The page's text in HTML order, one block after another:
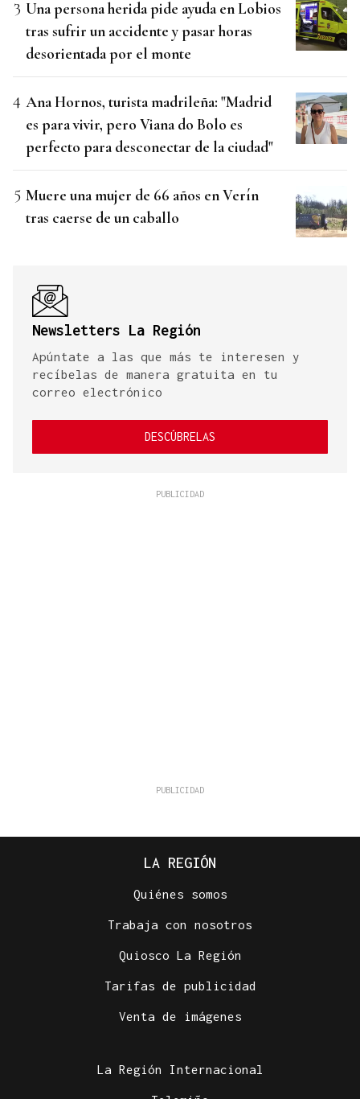
Una persona herida pide ayuda en Lobios
tras sufrir un accidente y pasar horas
desorientada por el monte
Ana Hornos, turista madrileña: "Madrid
es para vivir, pero Viana do Bolo es
perfecto para desconectar de la ciudad"
Muere una mujer de 66 años en Verín
tras caerse de un caballo
Newsletters La Región
Apúntate a las que más te interesen y
recíbelas de manera gratuita en tu
correo electrónico
DESCÚBRELAS
LA REGIÓN
Quiénes somos
Trabaja con nosotros
Quiosco La Región
Tarifas de publicidad
Venta de imágenes
La Región Internacional